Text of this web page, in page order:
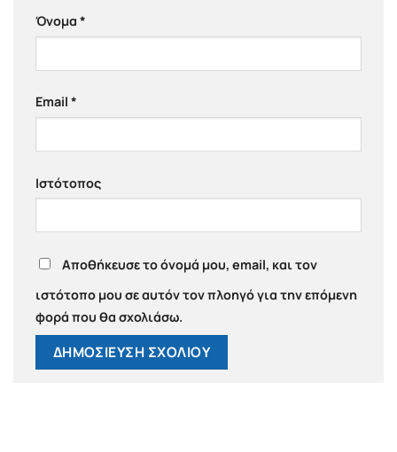
Όνομα *
Email *
Ιστότοπος
Αποθήκευσε το όνομά μου, email, και τον
ιστότοπο μου σε αυτόν τον πλοηγό για την επόμενη
φορά που θα σχολιάσω.